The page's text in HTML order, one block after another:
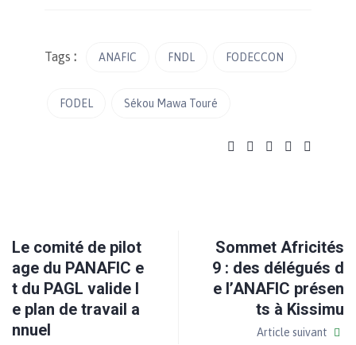
Tags : ANAFIC FNDL FODECCON
FODEL Sékou Mawa Touré
Le comité de pilot
age du PANAFIC e
t du PAGL valide l
e plan de travail a
nnuel
Sommet Africités
9 : des délégués d
e l’ANAFIC présen
ts à Kissimu
Article suivant